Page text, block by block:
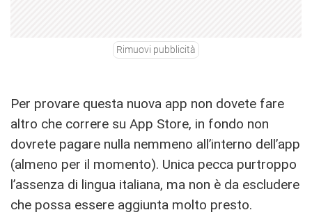
Rimuovi pubblicità
Per provare questa nuova app non dovete fare
altro che correre su App Store, in fondo non
dovrete pagare nulla nemmeno all’interno dell’app
(almeno per il momento). Unica pecca purtroppo
l’assenza di lingua italiana, ma non è da escludere
che possa essere aggiunta molto presto.